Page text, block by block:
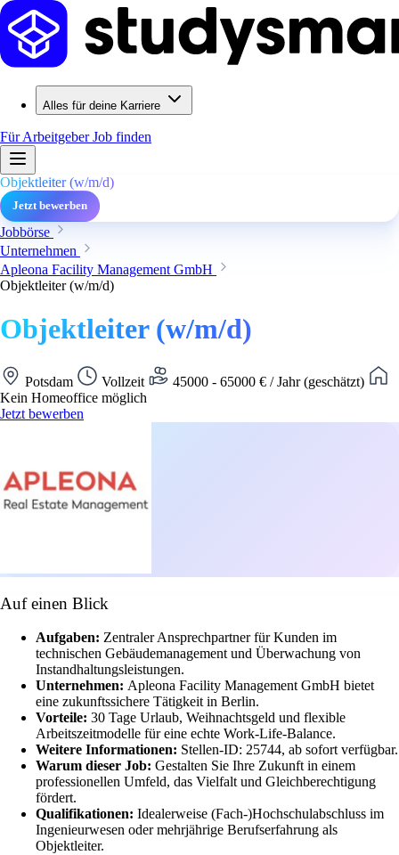
Alles für deine Karriere
Für ArbeitgeberJob finden
Objektleiter (w/m/d)
Jetzt bewerben
Jobbörse
Unternehmen
Apleona Facility Management GmbH
Objektleiter (w/m/d)
Objektleiter (w/m/d)
Potsdam Vollzeit
45000 - 65000 € / Jahr (geschätzt)
Kein Homeoffice möglich
Jetzt bewerben
Auf einen Blick
Aufgaben: Zentraler Ansprechpartner für Kunden im
technischen Gebäudemanagement und Überwachung von
Instandhaltungsleistungen.
Unternehmen: Apleona Facility Management GmbH bietet
eine zukunftssichere Tätigkeit in Berlin.
Vorteile: 30 Tage Urlaub, Weihnachtsgeld und flexible
Arbeitszeitmodelle für eine echte Work-Life-Balance.
Weitere Informationen: Stellen-ID: 25744, ab sofort verfügbar.
Warum dieser Job: Gestalten Sie Ihre Zukunft in einem
professionellen Umfeld, das Vielfalt und Gleichberechtigung
fördert.
Qualifikationen: Idealerweise (Fach-)Hochschulabschluss im
Ingenieurwesen oder mehrjährige Berufserfahrung als
Objektleiter.